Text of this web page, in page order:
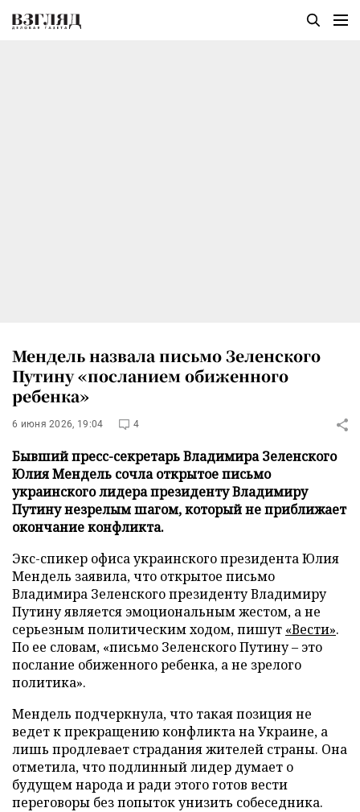
Мендель назвала письмо Зеленского
Путину «посланием обиженного
ребенка»
6 июня 2026, 19:04 4
Бывший пресс-секретарь Владимира Зеленского
Юлия Мендель сочла открытое письмо
украинского лидера президенту Владимиру
Путину незрелым шагом, который не приближает
окончание конфликта.
Экс-спикер офиса украинского президента Юлия
Мендель заявила, что открытое письмо
Владимира Зеленского президенту Владимиру
Путину является эмоциональным жестом, а не
серьезным политическим ходом, пишут «Вести».
По ее словам, «письмо Зеленского Путину – это
послание обиженного ребенка, а не зрелого
политика».
Мендель подчеркнула, что такая позиция не
ведет к прекращению конфликта на Украине, а
лишь продлевает страдания жителей страны. Она
отметила, что подлинный лидер думает о
будущем народа и ради этого готов вести
переговоры без попыток унизить собеседника.